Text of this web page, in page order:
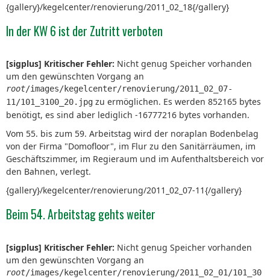
{gallery}/kegelcenter/renovierung/2011_02_18{/gallery}
In der KW 6 ist der Zutritt verboten
[sigplus] Kritischer Fehler: Nicht genug Speicher vorhanden
um den gewünschten Vorgang an
root/images/kegelcenter/renovierung/2011_02_07-
11/101_3100_20.jpg zu ermöglichen. Es werden 852165 bytes
benötigt, es sind aber lediglich -16777216 bytes vorhanden.
Vom 55. bis zum 59. Arbeitstag wird der noraplan Bodenbelag
von der Firma "Domofloor", im Flur zu den Sanitärräumen, im
Geschäftszimmer, im Regieraum und im Aufenthaltsbereich vor
den Bahnen, verlegt.
{gallery}/kegelcenter/renovierung/2011_02_07-11{/gallery}
Beim 54. Arbeitstag gehts weiter
[sigplus] Kritischer Fehler: Nicht genug Speicher vorhanden
um den gewünschten Vorgang an
root/images/kegelcenter/renovierung/2011_02_01/101_30